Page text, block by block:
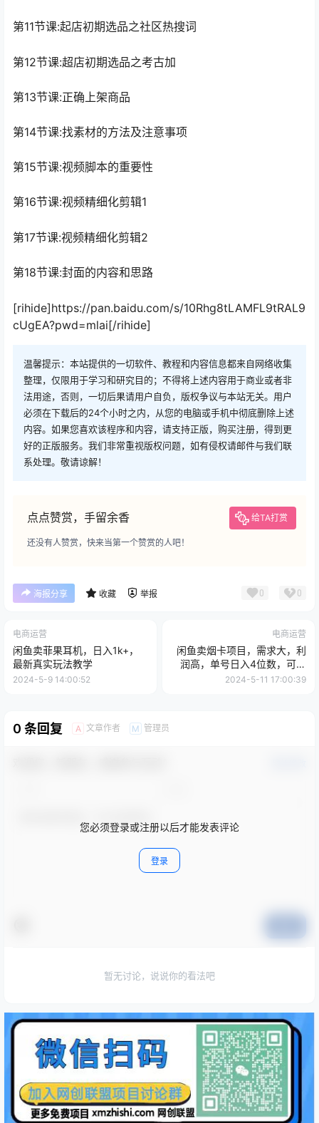
第11节课:起店初期选品之社区热搜词
第12节课:超店初期选品之考古加
第13节课:正确上架商品
第14节课:找素材的方法及注意事项
第15节课:视频脚本的重要性
第16节课:视频精细化剪辑1
第17节课:视频精细化剪辑2
第18节课:封面的内容和思路
[rihide]https://pan.baidu.com/s/10Rhg8tLAMFL9tRAL9
cUgEA?pwd=mlai[/rihide]
温馨提示：本站提供的一切软件、教程和内容信息都来自网络收集
整理，仅限用于学习和研究目的；不得将上述内容用于商业或者非
法用途，否则，一切后果请用户自负，版权争议与本站无关。用户
必须在下载后的24个小时之内，从您的电脑或手机中彻底删除上述
内容。如果您喜欢该程序和内容，请支持正版，购买注册，得到更
好的正版服务。我们非常重视版权问题，如有侵权请邮件与我们联
系处理。敬请谅解！
点点赞赏，手留余香 给TA打赏
还没有人赞赏，快来当第一个赞赏的人吧！
海报分享 收藏 举报 0 0
电商运营
闲鱼卖菲果耳机，日入1k+，
最新真实玩法教学
2024-5-9 14:00:52
电商运营
闲鱼卖烟卡项目，需求大，利
润高，单号日入4位数，可批
量！
2024-5-11 17:00:39
0 条回复 A 文章作者 M 管理员
您必须登录或注册以后才能发表评论
登录
暂无讨论，说说你的看法吧